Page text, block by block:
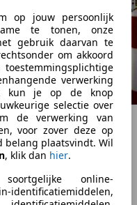
op jouw persoonlijk
te tonen, onze
gebruik daarvan te
om akkoord
verwerking
kun je op de knop
selectie over
de verwerking van
voor zover deze op
belang plaatsvindt. Wil
, klik dan hier.
online-
(die je misschien nog
auto heeft
minder bekende
gelezen